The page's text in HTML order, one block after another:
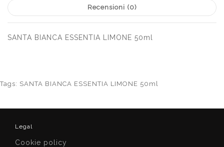
Recensioni (0)
SANTA BIANCA ESSENTIA LIMONE 50ml
Tags: SANTA BIANCA ESSENTIA LIMONE 50ml
Legal
Cookie policy